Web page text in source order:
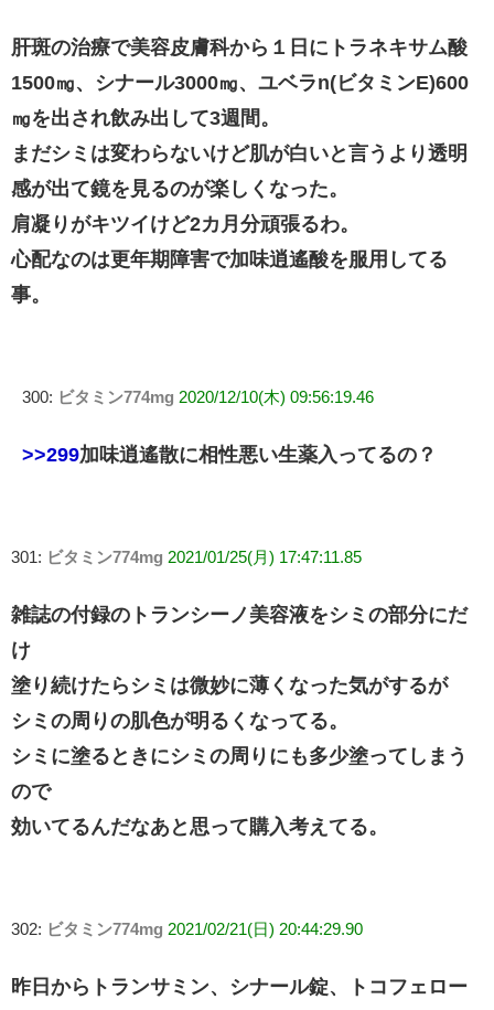
肝斑の治療で美容皮膚科から１日にトラネキサム酸
1500㎎、シナール3000㎎、ユベラn(ビタミンE)600
㎎を出され飲み出して3週間。
まだシミは変わらないけど肌が白いと言うより透明
感が出て鏡を見るのが楽しくなった。
肩凝りがキツイけど2カ月分頑張るわ。
心配なのは更年期障害で加味逍遙酸を服用してる
事。
300: ビタミン774mg 2020/12/10(木) 09:56:19.46
>>299加味逍遙散に相性悪い生薬入ってるの？
301: ビタミン774mg 2021/01/25(月) 17:47:11.85
雑誌の付録のトランシーノ美容液をシミの部分にだ
け
塗り続けたらシミは微妙に薄くなった気がするが
シミの周りの肌色が明るくなってる。
シミに塗るときにシミの周りにも多少塗ってしまう
ので
効いてるんだなあと思って購入考えてる。
302: ビタミン774mg 2021/02/21(日) 20:44:29.90
昨日からトランサミン、シナール錠、トコフェロー